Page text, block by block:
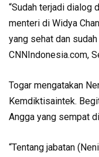
“Sudah terjadi dialog
menteri di Widya
yang sehat dan
CNNIndonesia.com,
Togar mengatakan
Kemdiktisaintek.
Angga yang sempat
“Tentang jabatan